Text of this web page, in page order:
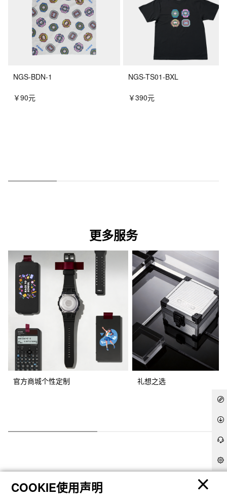
NGS-BDN-1
￥90元
NGS-TS01-BXL
￥390元
更多服务
官方商城个性定制 礼想之选
COOKIE使用声明